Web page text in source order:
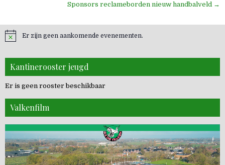
Sponsors reclameborden nieuw handbalveld →
Er zijn geen aankomende evenementen.
Kantinerooster jeugd
Er is geen rooster beschikbaar
Valkenfilm